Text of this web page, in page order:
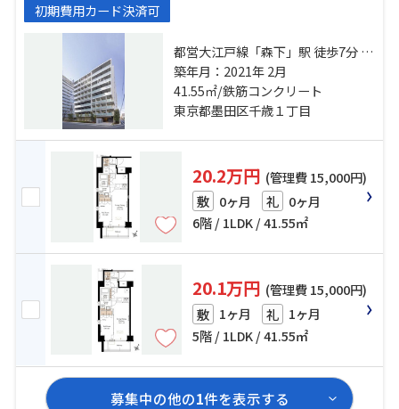
初期費用カード決済可
都営大江戸線「森下」駅 徒歩7分 総
武線「両国」駅 徒歩10分 都営新宿
線「浜町」駅 徒歩14分
築年月：2021年 2月
41.55㎡/鉄筋コンクリート
東京都墨田区千歳１丁目
20.2万円 (管理費 15,000円)
敷 0ヶ月 礼 0ヶ月
6階 / 1LDK / 41.55㎡
20.1万円 (管理費 15,000円)
敷 1ヶ月 礼 1ヶ月
5階 / 1LDK / 41.55㎡
募集中の他の1件を表示する